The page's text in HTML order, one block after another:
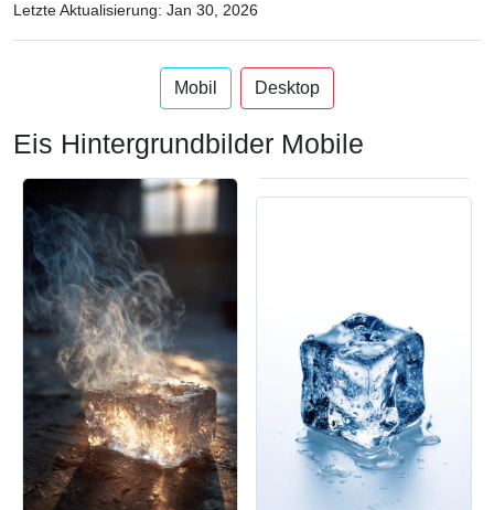
Letzte Aktualisierung: Jan 30, 2026
Mobil Desktop
Eis Hintergrundbilder Mobile